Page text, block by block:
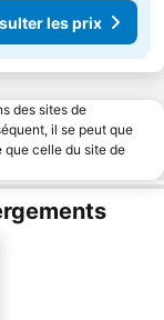
les prix
des sites de
il se peut que
que celle du site de